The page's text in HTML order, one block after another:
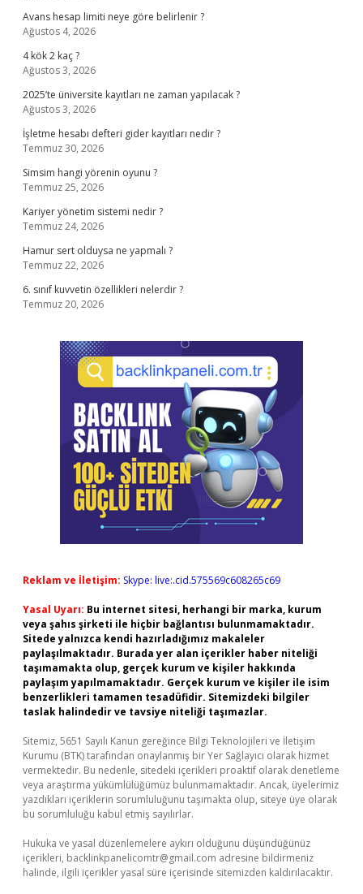
Avans hesap limiti neye göre belirlenir ?
Ağustos 4, 2026
4 kök 2 kaç ?
Ağustos 3, 2026
2025’te üniversite kayıtları ne zaman yapılacak ?
Ağustos 3, 2026
İşletme hesabı defteri gider kayıtları nedir ?
Temmuz 30, 2026
Simsim hangi yörenin oyunu ?
Temmuz 25, 2026
Kariyer yönetim sistemi nedir ?
Temmuz 24, 2026
Hamur sert olduysa ne yapmalı ?
Temmuz 22, 2026
6. sınıf kuvvetin özellikleri nelerdir ?
Temmuz 20, 2026
Reklam ve İletişim: Skype: live:.cid.575569c608265c69
Yasal Uyarı: Bu internet sitesi, herhangi bir marka, kurum
veya şahıs şirketi ile hiçbir bağlantısı bulunmamaktadır.
Sitede yalnızca kendi hazırladığımız makaleler
paylaşılmaktadır. Burada yer alan içerikler haber niteliği
taşımamakta olup, gerçek kurum ve kişiler hakkında
paylaşım yapılmamaktadır. Gerçek kurum ve kişiler ile isim
benzerlikleri tamamen tesadüfidir. Sitemizdeki bilgiler
taslak halindedir ve tavsiye niteliği taşımazlar.
Sitemiz, 5651 Sayılı Kanun gereğince Bilgi Teknolojileri ve İletişim
Kurumu (BTK) tarafından onaylanmış bir Yer Sağlayıcı olarak hizmet
vermektedir. Bu nedenle, sitedeki içerikleri proaktif olarak denetleme
veya araştırma yükümlülüğümüz bulunmamaktadır. Ancak, üyelerimiz
yazdıkları içeriklerin sorumluluğunu taşımakta olup, siteye üye olarak
bu sorumluluğu kabul etmiş sayılırlar.
Hukuka ve yasal düzenlemelere aykırı olduğunu düşündüğünüz
içerikleri, backlinkpanelicomtr@gmail.com adresine bildirmeniz
halinde, ilgili içerikler yasal süre içerisinde sitemizden kaldırılacaktır.